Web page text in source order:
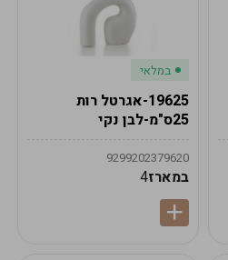
במלאי
19625-אגרטל רות
25ס"מ-לבן נקי
9299202379620
במארז4